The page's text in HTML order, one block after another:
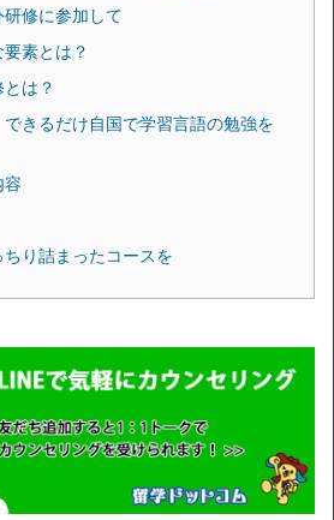
修に参加して
素とは？
は？
きるだけ自国で学習言語の勉強を
容
り詰まったコースを